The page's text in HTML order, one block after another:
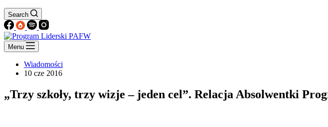
Search
Menu
Wiadomości
10 cze 2016
„Trzy szkoły, trzy wizje – jeden cel”. Relacja Absolwentki